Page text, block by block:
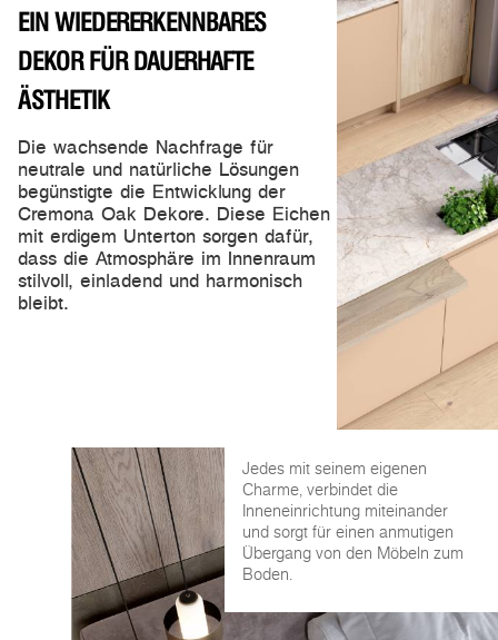
EIN WIEDERERKENNBARES
DEKOR FÜR DAUERHAFTE
ÄSTHETIK
Die wachsende Nachfrage für
neutrale und natürliche Lösungen
begünstigte die Entwicklung der
Cremona Oak Dekore. Diese Eichen
mit erdigem Unterton sorgen dafür,
dass die Atmosphäre im Innenraum
stilvoll, einladend und harmonisch
bleibt.
Jedes mit seinem eigenen
Charme, verbindet die
Inneneinrichtung miteinander
und sorgt für einen anmutigen
Übergang von den Möbeln zum
Boden.